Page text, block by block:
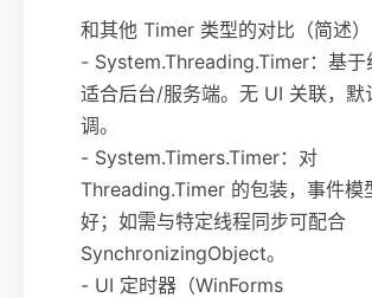
和其他 Timer 类型的对比（简述）
- System.Threading.Timer：基于
适合后台/服务端。无 UI 关联，默
调。
- System.Timers.Timer：对
Threading.Timer 的包装，事件模
好；如需与特定线程同步可配合
SynchronizingObject。
- UI 定时器（WinForms